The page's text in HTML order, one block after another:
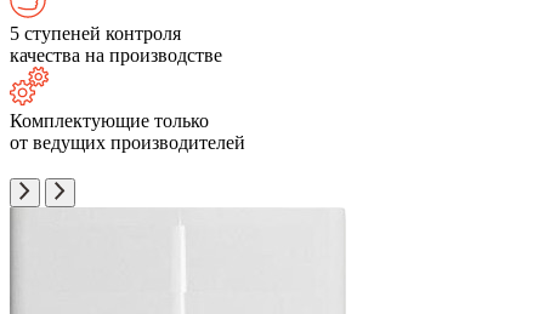
5 ступеней контроля
качества на производстве
Комплектующие только
от ведущих производителей